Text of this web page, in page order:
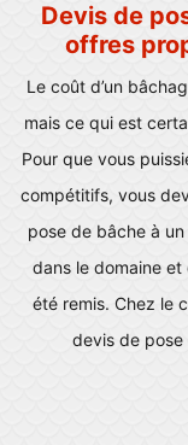
Devis de
offres
Le coût d’un
mais ce qui est
Pour que vous
compétitifs, vous
pose de bâche à
dans le domaine
été remis. Chez le
devis de